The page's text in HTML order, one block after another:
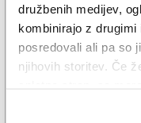
družbenih medijev,
kombinirajo z
posredovali ali pa so
njihovih storitev. Če
TRŽAŠKA